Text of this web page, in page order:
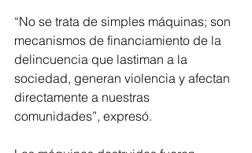
“No se trata de simples máquinas; son
mecanismos de financiamiento de la
delincuencia que lastiman a la
sociedad, generan violencia y afectan
directamente a nuestras
comunidades”, expresó.